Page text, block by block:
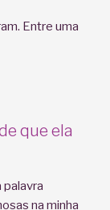
Entre uma
que ela
na minha